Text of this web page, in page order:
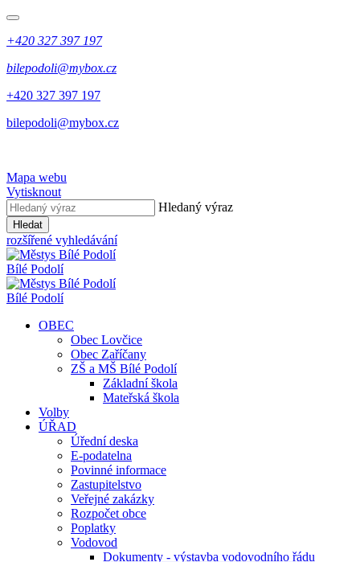
+420 327 397 197
bilepodoli@mybox.cz
+420 327 397 197
bilepodoli@mybox.cz
Mapa webu
Vytisknout
Hledaný výraz
Hledat
rozšířené vyhledávání
Bílé Podolí
Bílé Podolí
OBEC
Obec Lovčice
Obec Zaříčany
ZŠ a MŠ Bílé Podolí
Základní škola
Mateřská škola
Volby
ÚŘAD
Úřední deska
E-podatelna
Povinné informace
Zastupitelstvo
Veřejné zakázky
Rozpočet obce
Poplatky
Vodovod
Dokumenty - výstavba vodovodního řádu